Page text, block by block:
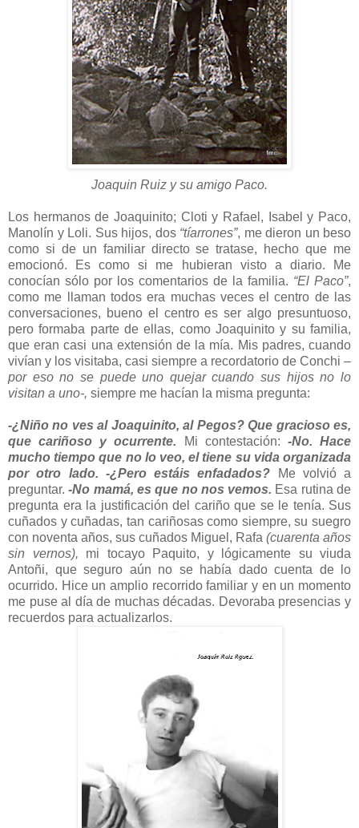
Joaquin Ruiz y su amigo Paco.
Los hermanos de Joaquinito; Cloti y Rafael, Isabel y Paco,
Manolín y Loli. Sus hijos, dos “tíarrones”, me dieron un beso
como si de un familiar directo se tratase, hecho que me
emocionó. Es como si me hubieran visto a diario. Me
conocían sólo por los comentarios de la familia. “El Paco”,
como me llaman todos era muchas veces el centro de las
conversaciones, bueno el centro es ser algo presuntuoso,
pero formaba parte de ellas, como Joaquinito y su familia,
que eran casi una extensión de la mía. Mis padres, cuando
vivían y los visitaba, casi siempre a recordatorio de Conchi –
por eso no se puede uno quejar cuando sus hijos no lo
visitan a uno-, siempre me hacían la misma pregunta:
-¿Niño no ves al Joaquinito, al Pegos? Que gracioso es,
que cariñoso y ocurrente.
Mi contestación: -No. Hace
mucho tiempo que no lo veo, el tiene su vida organizada
por otro lado. -¿Pero estáis enfadados?
Me volvió a
preguntar.-No mamá, es que no nos vemos. Esa rutina de
pregunta era la justificación del cariño que se le tenía. Sus
cuñados y cuñadas, tan cariñosas como siempre, su suegro
con noventa años, sus cuñados Miguel, Rafa (cuarenta años
sin vernos), mi tocayo Paquito, y lógicamente su viuda
Antoñi, que seguro aún no se había dado cuenta de lo
ocurrido. Hice un amplio recorrido familiar y en un momento
me puse al día de muchas décadas. Devoraba presencias y
recuerdos para actualizarlos.